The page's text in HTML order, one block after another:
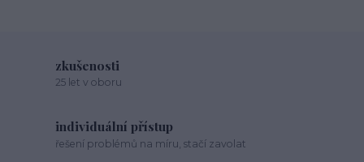
zkušenosti
25 let v oboru
individuální přístup
řešení problémů na míru, stačí zavolat